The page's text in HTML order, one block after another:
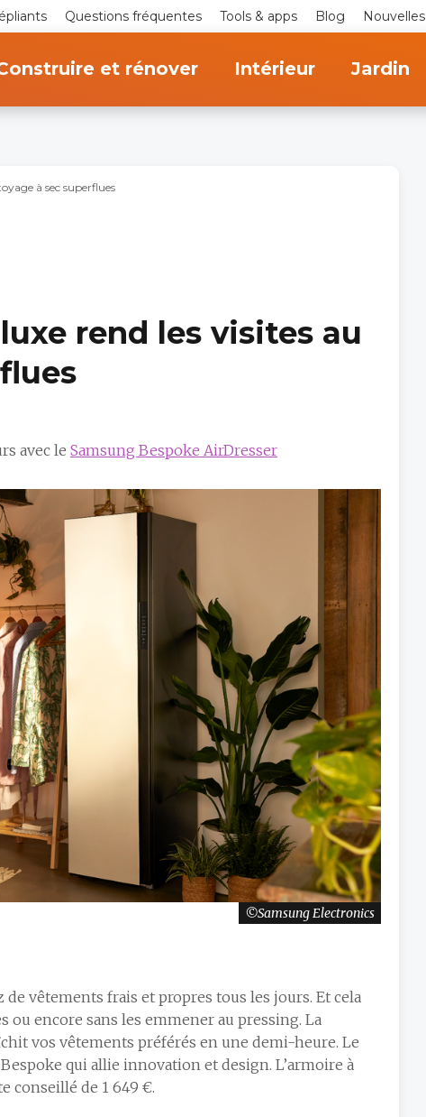
Questions fréquentes Tools & apps Blog Nouvelles
et rénover Intérieur Jardin
à sec superflues
rend les visites au
avec le Samsung Bespoke AirDresser
Samsung Electronics
vêtements frais et propres tous les jours. Et cela
ou encore sans les emmener au pressing. La
vos vêtements préférés en une demi-heure. Le
qui allie innovation et design. L’armoire à
conseillé de 1 649 €.